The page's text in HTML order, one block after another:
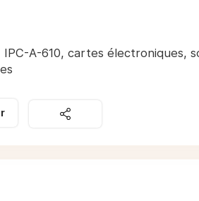
A-610, cartes électroniques,